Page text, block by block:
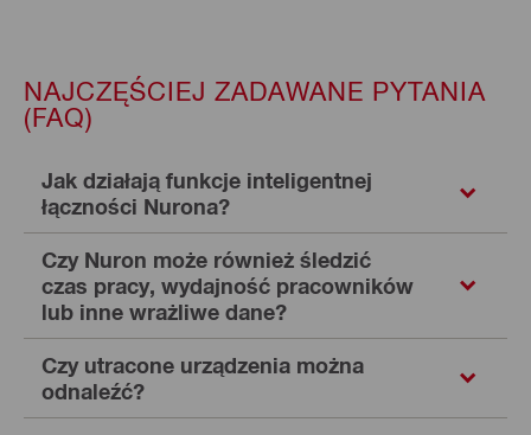
NAJCZĘŚCIEJ ZADAWANE PYTANIA
(FAQ)
Jak działają funkcje inteligentnej
łączności Nurona?
Czy Nuron może również śledzić
czas pracy, wydajność pracowników
lub inne wrażliwe dane?
Czy utracone urządzenia można
odnaleźć?